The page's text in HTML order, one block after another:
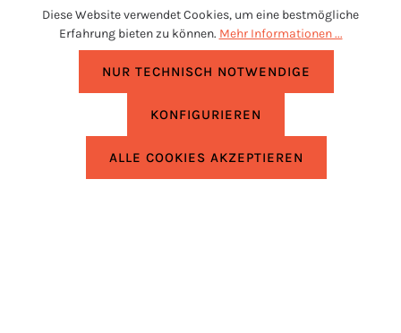
RECHTLICHES
Diese Website verwendet Cookies, um eine bestmögliche
Erfahrung bieten zu können. Mehr Informationen ...
NUR TECHNISCH NOTWENDIGE
KONFIGURIEREN
ALLE COOKIES AKZEPTIEREN